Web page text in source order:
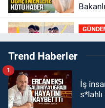
19:34Zonguldakspor Bolu'da 3
19:27Çaycuma ırmağında görüldü:
Trend Haberler
İş
s*lahlı
1